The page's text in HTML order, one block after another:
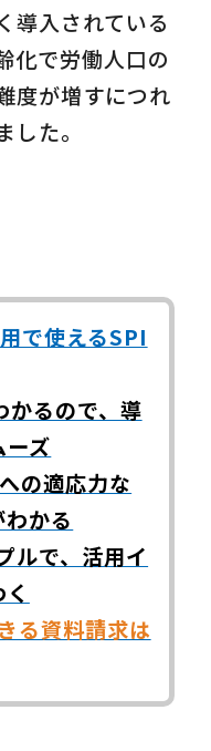
導入されている
化で労働人口の
度が増すにつれ
た。
で使えるSPI
るので、導
ーズ
の適応力な
かる
ルで、活用イ
る資料請求は